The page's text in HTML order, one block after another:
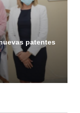
patentes